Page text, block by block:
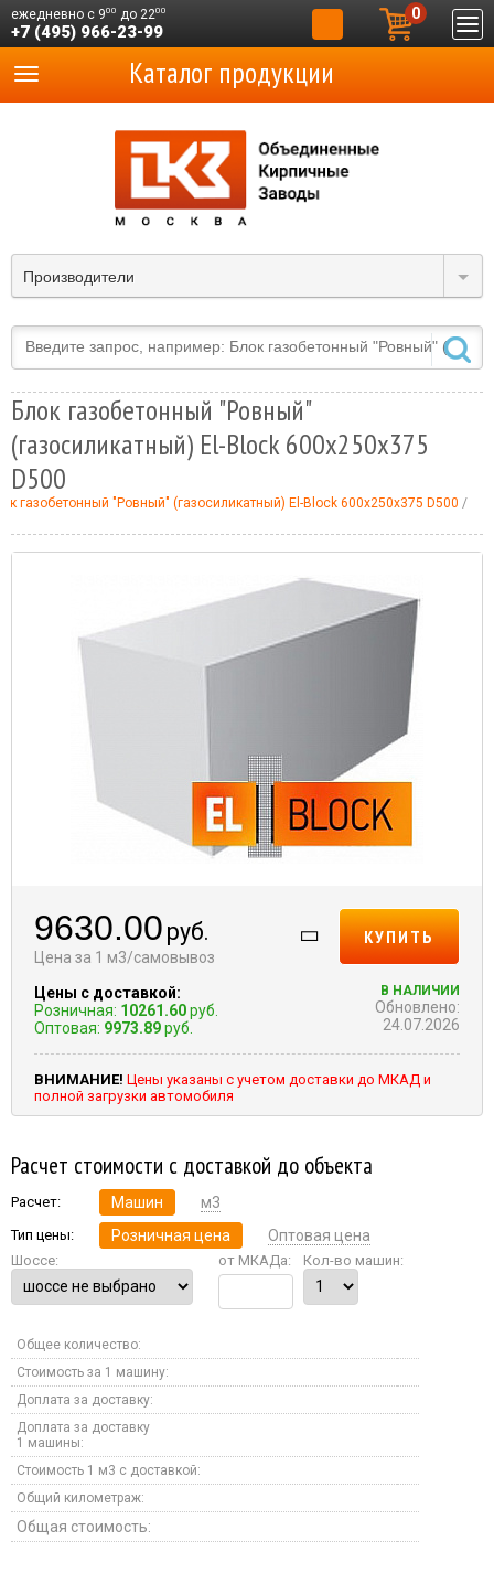
ежедневно с 900 до 2200
+7 (495) 966-23-99
0
Производители
Каталог продукции
Блок газобетонный "Ровный"
(газосиликатный) El-Block 600х250х375
D500
газобетонный "Ровный" (газосиликатный) El-Block 600х250х375 D500
9630.00 руб.
Цена за 1 м3/самовывоз
Цены с доставкой:
Розничная: 10261.60руб.
Оптовая: 9973.89руб.
КУПИТЬ
В НАЛИЧИИ
Обновлено:
24.07.2026
ВНИМАНИЕ! Цены указаны с учетом доставки до МКАД и
полной загрузки автомобиля
Расчет стоимости с доставкой до объекта
Расчет: Машин м3
Тип цены: Розничная цена Оптовая цена
Шоссе: от МКАДа: Кол-во машин:
Общее количество:
Стоимость за 1 машину:
Доплата за доставку:
Доплата за доставку
1 машины:
Стоимость 1 м3 с доставкой:
Общий километраж:
Общая стоимость: